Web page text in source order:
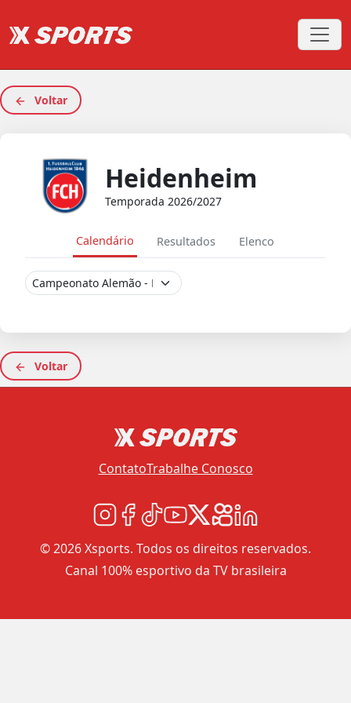
Voltar
Heidenheim
Temporada 2026/2027
Calendário Resultados Elenco
Voltar
ContatoTrabalhe Conosco
© 2026 Xsports. Todos os direitos reservados.
Canal 100% esportivo da TV brasileira